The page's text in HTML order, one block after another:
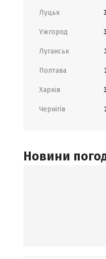
Луцьк
Ужгород
Луганськ
Полтава
Харків
Чернігів
Новини